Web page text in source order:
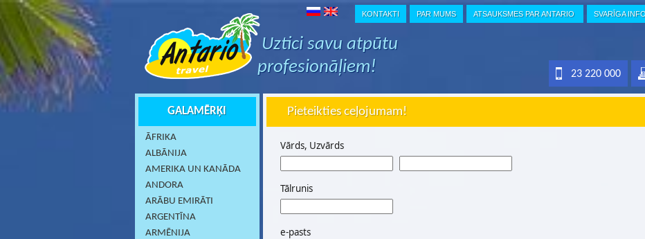
KONTAKTI PAR MUMS ATSAUKSMES PAR ANTARIO SVARĪGA
Uztici savu atpūtu
profesionāļiem!
23 220 000
GALAMĒRĶI
ĀFRIKA
ALBĀNIJA
AMERIKA UN KANĀDA
ANDORA
ARĀBU EMIRĀTI
ARGENTĪNA
ARMĒNIJA
Pieteikties ceļojumam!
Vārds, Uzvārds
Tālrunis
e-pasts